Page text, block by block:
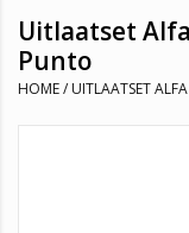
UNIVERSELE
MERKEN
Uitlaatset
Punto
HOME/ UITLAATSET